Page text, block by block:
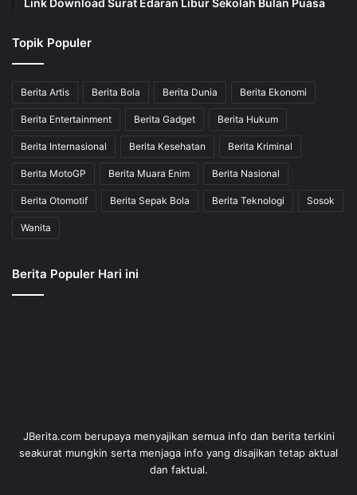
Topik Populer
Berita Artis Berita Bola Berita Dunia Berita Ekonomi
Berita Entertainment Berita Gadget Berita Hukum
Berita Internasional Berita Kesehatan Berita Kriminal
Berita MotoGP Berita Muara Enim Berita Nasional
Berita Otomotif Berita Sepak Bola Berita Teknologi Sosok
Wanita
Berita Populer Hari ini
dan faktual.